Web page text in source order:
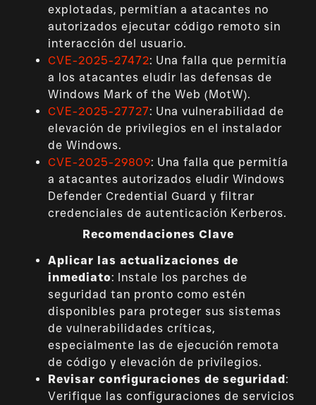
explotadas, permitían a atacantes no
autorizados ejecutar código remoto sin
interacción del usuario.
CVE-2025-27472: Una falla que permitía
a los atacantes eludir las defensas de
Windows Mark of the Web (MotW).
CVE-2025-27727: Una vulnerabilidad de
elevación de privilegios en el instalador
de Windows.
CVE-2025-29809: Una falla que permitía
a atacantes autorizados eludir Windows
Defender Credential Guard y filtrar
credenciales de autenticación Kerberos.
Recomendaciones Clave
Aplicar las actualizaciones de
inmediato: Instale los parches de
seguridad tan pronto como estén
disponibles para proteger sus sistemas
de vulnerabilidades críticas,
especialmente las de ejecución remota
de código y elevación de privilegios.
Revisar configuraciones de seguridad:
Verifique las configuraciones de servicios